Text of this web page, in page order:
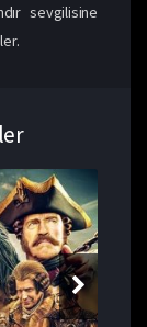
sevgilisine